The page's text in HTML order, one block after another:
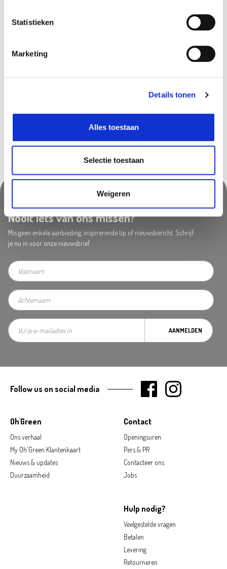
Statistieken
Marketing
Details tonen
Alles toestaan
Selectie toestaan
Weigeren
Bekijk gegevens
Beschikbaar in deze winkels
Nooit iets van ons missen?
Mis geen enkele aanbieding, inspirerende tip of nieuwsbericht. Schrijf
je nu in voor onze nieuwsbrief
AANMELDEN
Oh'Green
Ons verhaal
My Oh'Green Klantenkaart
Nieuws & updates
Duurzaamheid
Contact
Openingsuren
Pers & PR
Contacteer ons
Jobs
Hulp nodig?
Veelgestelde vragen
Betalen
Levering
Retourneren
Follow us on social media